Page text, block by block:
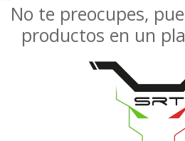
No te preocupes,
productos en un